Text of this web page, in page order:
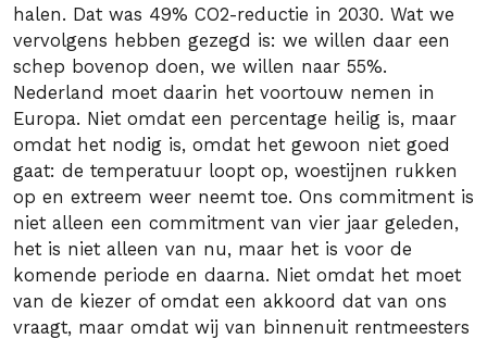
halen. Dat was 49% CO2-reductie in 2030. Wat we
vervolgens hebben gezegd is: we willen daar een
schep bovenop doen, we willen naar 55%.
Nederland moet daarin het voortouw nemen in
Europa. Niet omdat een percentage heilig is, maar
omdat het nodig is, omdat het gewoon niet goed
gaat: de temperatuur loopt op, woestijnen rukken
op en extreem weer neemt toe. Ons commitment is
niet alleen een commitment van vier jaar geleden,
het is niet alleen van nu, maar het is voor de
komende periode en daarna. Niet omdat het moet
van de kiezer of omdat een akkoord dat van ons
vraagt, maar omdat wij van binnenuit rentmeesters